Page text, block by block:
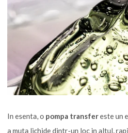
In esenta, o pompa transfereste un
a muta lichide dintr-un loc in altul,